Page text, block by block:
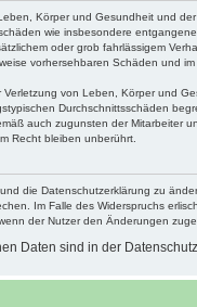
Körper und Gesundheit und
wie insbesondere
oder grob fahrlässigem
vorhersehbaren Schäden und
von Leben, Körper und
Durchschnittsschäden
auch zugunsten der Mitarbeiter
Recht bleiben unberührt.
die Datenschutzerklärung zu
Im Falle des Widerspruchs
der Nutzer den Änderungen
Daten sind in der